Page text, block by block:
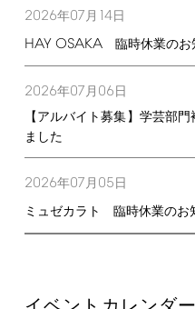
2026年07月 14日
HAY OSAKA臨時休業のお
2026年07月 06日
【アルバイト募集】学芸部
ました
2026年07月 05日
ミュゼカラト 臨時休業のお